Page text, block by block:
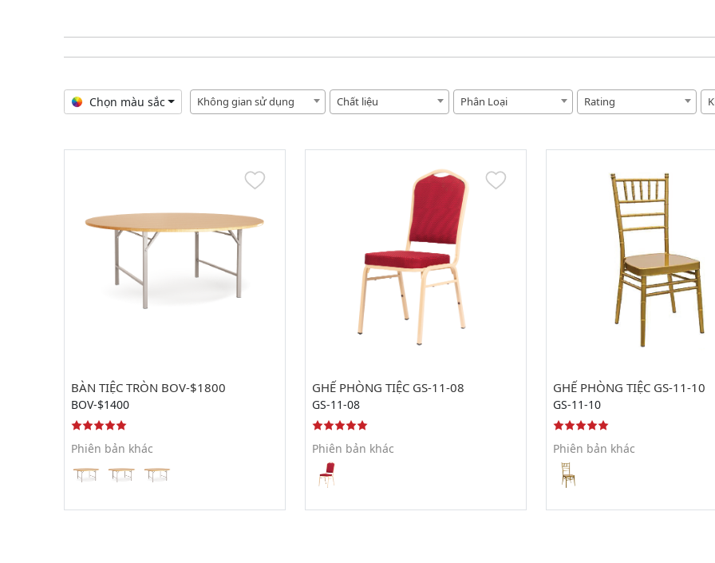
Chọn màu sắc Không gian sử dụng Chất liệu Phân Loại Rating
BÀN TIỆC TRÒN BOV-$1800
BOV-$1400
Phiên bản khác
GHẾ PHÒNG TIỆC GS-11-08
GS-11-08
Phiên bản khác
GHẾ PHÒNG TIỆC GS-11-10
GS-11-10
Phiên bản khác